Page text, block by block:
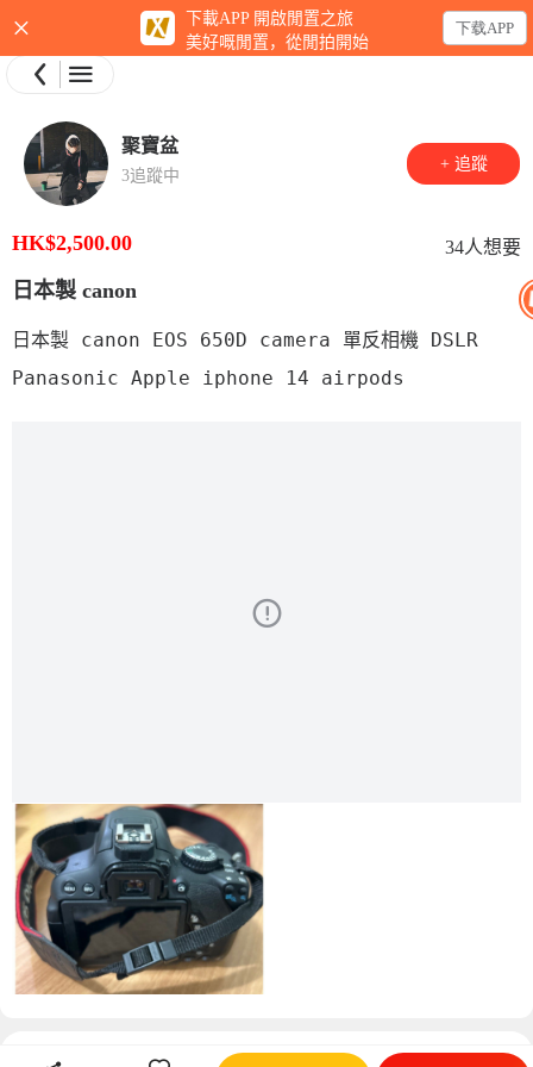
聚寶盆
3追蹤中
+ 追蹤
HK$2,500.00 34人想要
日本製 canon
日本製 canon EOS 650D camera 單反相機 DSLR
×
下載APP 開啟閒置之旅
美好嘅閒置，從閒拍開始
下载APP